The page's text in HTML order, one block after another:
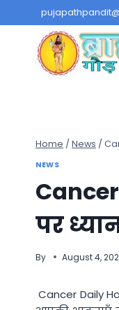
to
content
Home / News /
NEWS
पर
By August 4,
Cancer Daily